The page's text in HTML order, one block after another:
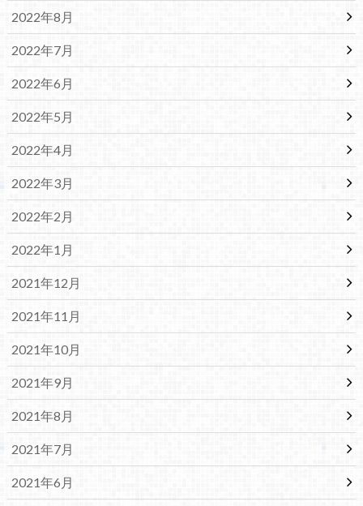
2022年8月
2022年7月
2022年6月
2022年5月
2022年4月
2022年3月
2022年2月
2022年1月
2021年12月
2021年11月
2021年10月
2021年9月
2021年8月
2021年7月
2021年6月